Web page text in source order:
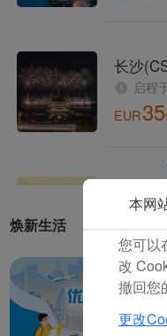
厦航发布My Family系列IP
厦航将复航泉州-曼谷航线
厦航发布2023年社会责任
厦航启动“绿色未来”生态守
全航点行李直达！厦航在厦
厦航新开福建首条直飞马尔
焕新生活
本网
Cookie
方可以
为以使
点击“
放置所
点击“
您可以
改
撤回您
更改